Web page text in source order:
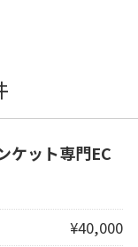
ケット専門EC
¥40,000